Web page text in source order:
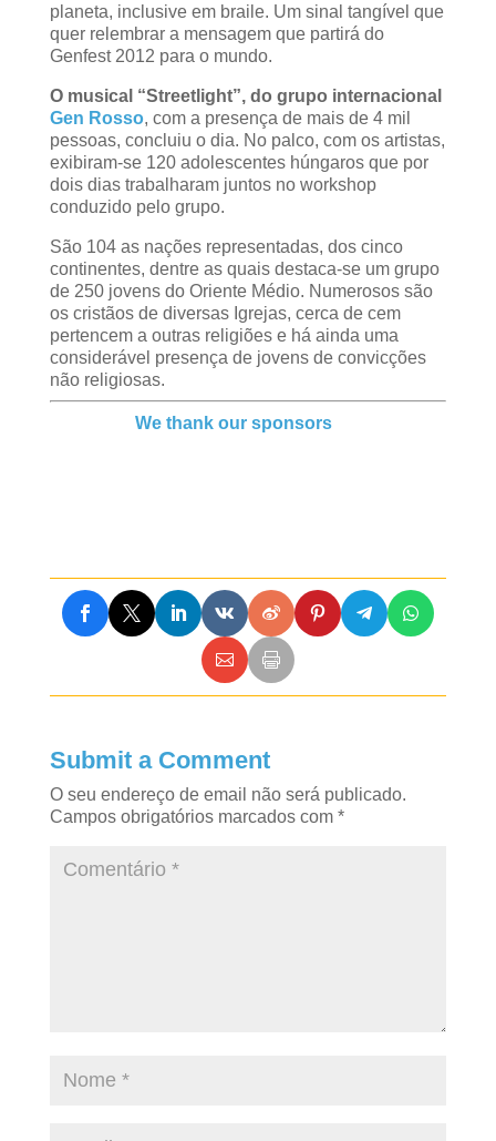
planeta, inclusive em braile. Um sinal tangível que
quer relembrar a mensagem que partirá do
Genfest 2012 para o mundo.
O musical “Streetlight”, do grupo internacional
Gen Rosso, com a presença de mais de 4 mil
pessoas, concluiu o dia. No palco, com os artistas,
exibiram-se 120 adolescentes húngaros que por
dois dias trabalharam juntos no workshop
conduzido pelo grupo.
São 104 as nações representadas, dos cinco
continentes, dentre as quais destaca-se um grupo
de 250 jovens do Oriente Médio. Numerosos são
os cristãos de diversas Igrejas, cerca de cem
pertencem a outras religiões e há ainda uma
considerável presença de jovens de convicções
não religiosas.
We thank our sponsors
Submit a Comment
O seu endereço de email não será publicado.
Campos obrigatórios marcados com *